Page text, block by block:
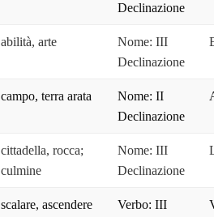
Declinazione
abilità, arte
Nome: III
Declinazione
campo, terra arata
Nome: II
Declinazione
cittadella, rocca;
culmine
Nome: III
Declinazione
scalare, ascendere
Verbo: III